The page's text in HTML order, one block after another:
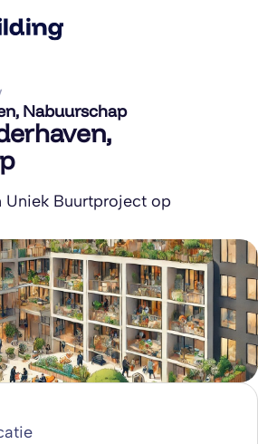
Nabuurschap
Uniek Buurtproject op